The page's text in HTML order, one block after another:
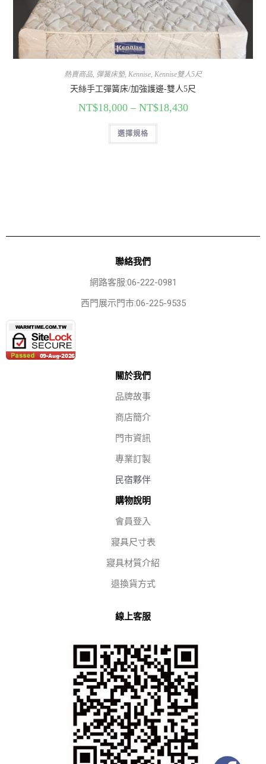
熱賣商品, 彈簧床墊, Kennise, Kennise雙人5尺
天絲手工彈簧床/加強護邊-雙人5尺
NT$18,000– NT$18,430
選擇規格
聯絡我們
網路客服:06-222-0981
西門展示門市:06-225-9535
關於我們
品牌故事
商店簡介
門市資訊
專業訂製
民宿夥伴
購物說明
會員登入
寢具尺寸表
寢具材質介紹
退換貨方式
線上客服